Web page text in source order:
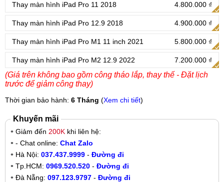
Thay màn hình iPad Pro 11 2018 4.800.000 ₫
Thay màn hình iPad Pro 12.9 2018 4.900.000 ₫
Thay màn hình iPad Pro M1 11 inch 2021 5.800.000 ₫
Thay màn hình iPad Pro M2 12.9 2022 7.200.000 ₫
(Giá trên không bao gồm công tháo lắp, thay thế - Đặt lịch
trước để giảm công thay)
Thời gian bảo hành: 6 Tháng (Xem chi tiết)
Khuyến mãi
Giảm đến 200K khi liên hệ:
- Chat online: Chat Zalo
Hà Nội: 037.437.9999 - Đường đi
Tp.HCM: 0969.520.520 - Đường đi
Đà Nẵng: 097.123.9797 - Đường đi